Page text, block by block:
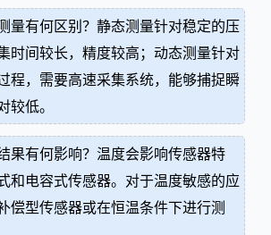
量有何区别？静态测量针对稳定的压
时间较长，精度较高；动态测量针对
程，需要高速采集系统，能够捕捉瞬
较低。
果有何影响？温度会影响传感器特
和电容式传感器。对于温度敏感的应
偿型传感器或在恒温条件下进行测